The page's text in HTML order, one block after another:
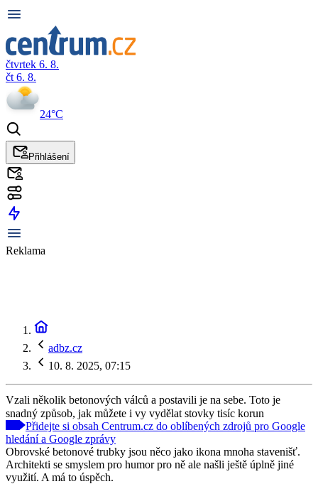
čtvrtek 6. 8.
čt 6. 8.
24°C
Přihlášení
Reklama
adbz.cz
10. 8. 2025, 07:15
Vzali několik betonových válců a postavili je na sebe. Toto je
snadný způsob, jak můžete i vy vydělat stovky tisíc korun
Přidejte si obsah Centrum.cz do oblíbených zdrojů pro Google
hledání a Google zprávy
Obrovské betonové trubky jsou něco jako ikona mnoha stavenišť.
Architekti se smyslem pro humor pro ně ale našli ještě úplně jiné
využití. A má to úspěch.